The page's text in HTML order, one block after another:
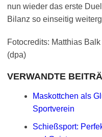
nun wieder das erste
Bilanz so einseitig
Fotocredits: Matthias Balk
(dpa)
VERWANDTE
Maskottchen als
Sportverein
Schießsport: